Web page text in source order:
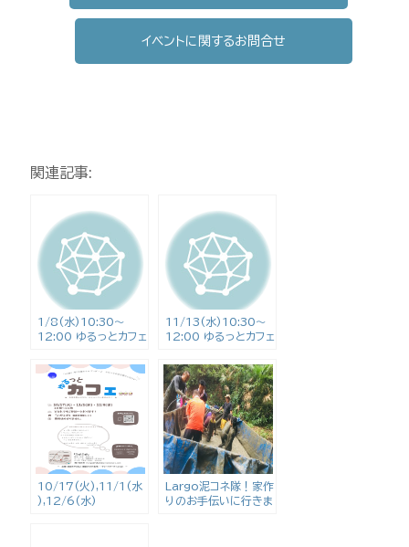
イベントに関するお問合せ
関連記事:
1/8(水)10:30〜
12:00 ゆるっとカフェ
11/13(水)10:30〜
12:00 ゆるっとカフェ
10/17(火),11/1(水
),12/6(水)
Largo泥コネ隊！家作
りのお手伝いに行きま